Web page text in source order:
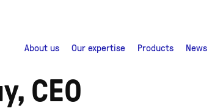
About us Our expertise Products News
CEO